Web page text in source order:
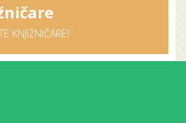
KNJIŽNIČARE!